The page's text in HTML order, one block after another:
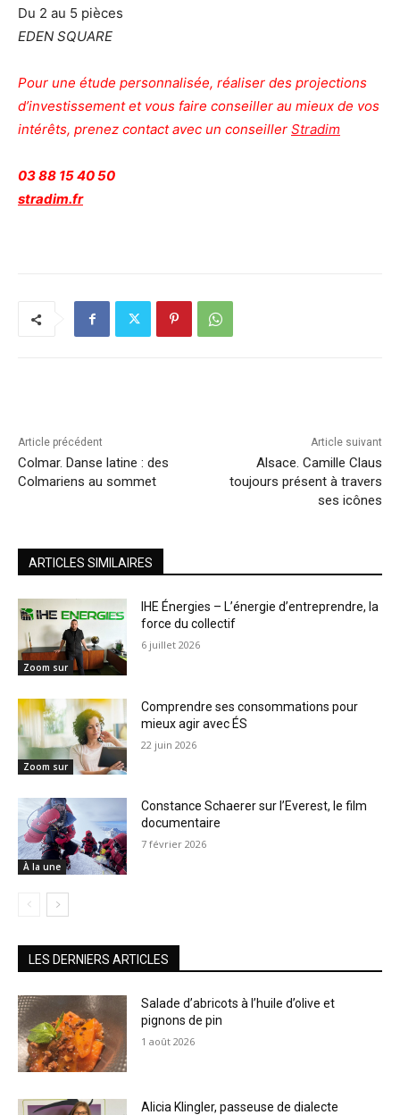
Du 2 au 5 pièces
EDEN SQUARE
Pour une étude personnalisée, réaliser des projections
d’investissement et vous faire conseiller au mieux de vos
intérêts, prenez contact avec un conseiller Stradim
03 88 15 40 50
stradim.fr
Article précédent
Colmar. Danse latine : des
Colmariens au sommet
Article suivant
Alsace. Camille Claus
toujours présent à travers
ses icônes
ARTICLES SIMILAIRES
Zoom sur
IHE Énergies – L’énergie d’entreprendre, la
force du collectif
6 juillet 2026
Zoom sur
Comprendre ses consommations pour
mieux agir avec ÉS
22 juin 2026
À la une
Constance Schaerer sur l’Everest, le film
documentaire
7 février 2026
LES DERNIERS ARTICLES
Salade d’abricots à l’huile d’olive et
pignons de pin
1 août 2026
Alicia Klingler, passeuse de dialecte